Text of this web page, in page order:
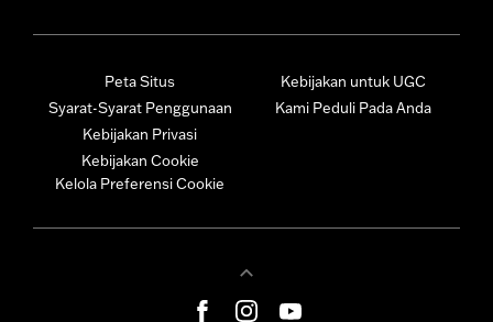
Peta Situs
Syarat-Syarat Penggunaan
Kebijakan Privasi
Kebijakan Cookie
Kelola Preferensi Cookie
Kebijakan untuk UGC
Kami Peduli Pada Anda